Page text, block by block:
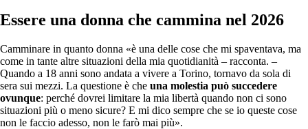
Essere una donna che cammina nel 2026
Camminare in quanto donna «è una delle cose che mi spaventava, ma
come in tante altre situazioni della mia quotidianità – racconta. –
Quando a 18 anni sono andata a vivere a Torino, tornavo da sola di
sera sui mezzi. La questione è che una molestia può succedere
ovunque: perché dovrei limitare la mia libertà quando non ci sono
situazioni più o meno sicure? E mi dico sempre che se io queste cose
non le faccio adesso, non le farò mai più».